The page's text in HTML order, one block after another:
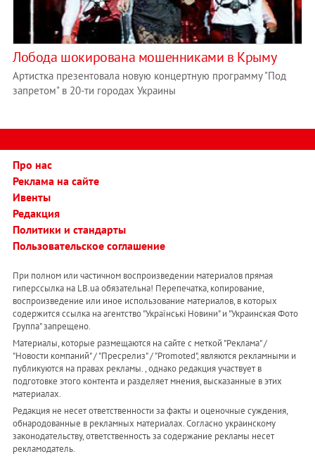
Лобода шокирована мошенниками в Крыму
Артистка презентовала новую концертную программу "Под
запретом" в 20-ти городах Украины
Про нас
Реклама на сайте
Ивенты
Редакция
Политики и стандарты
Пользовательское соглашение
При полном или частичном воспроизведении материалов прямая
гиперссылка на LB.ua обязательна! Перепечатка, копирование,
воспроизведение или иное использование материалов, в которых
содержится ссылка на агентство "Українськi Новини" и "Украинская Фото
Группа" запрещено.
Материалы, которые размещаются на сайте с меткой "Реклама" /
"Новости компаний" / "Пресрелиз" / "Promoted", являются рекламными и
публикуются на правах рекламы. , однако редакция участвует в
подготовке этого контента и разделяет мнения, высказанные в этих
материалах.
Редакция не несет ответственности за факты и оценочные суждения,
обнародованные в рекламных материалах. Согласно украинскому
законодательству, ответственность за содержание рекламы несет
рекламодатель.